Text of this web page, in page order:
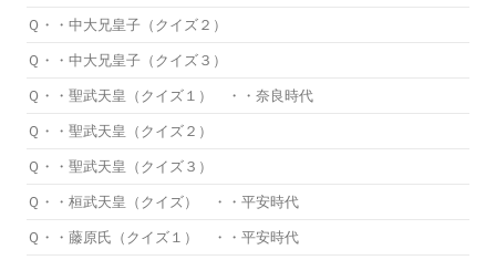
Ｑ・・中大兄皇子（クイズ２）
Ｑ・・中大兄皇子（クイズ３）
Ｑ・・聖武天皇（クイズ１） ・・奈良時代
Ｑ・・聖武天皇（クイズ２）
Ｑ・・聖武天皇（クイズ３）
Ｑ・・桓武天皇（クイズ） ・・平安時代
Ｑ・・藤原氏（クイズ１） ・・平安時代